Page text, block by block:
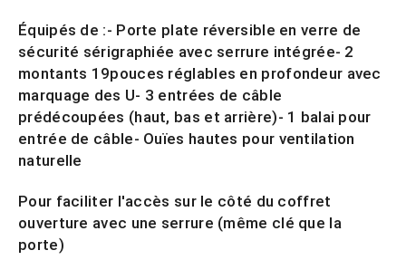
Équipés de :- Porte plate réversible en verre de
sécurité sérigraphiée avec serrure intégrée- 2
montants 19pouces réglables en profondeur avec
marquage des U- 3 entrées de câble
prédécoupées (haut, bas et arrière)- 1 balai pour
entrée de câble- Ouïes hautes pour ventilation
naturelle
Pour faciliter l'accès sur le côté du coffret
ouverture avec une serrure (même clé que la
porte)